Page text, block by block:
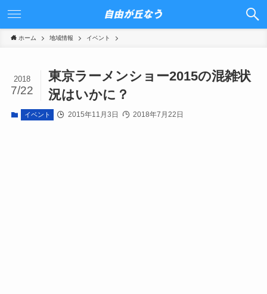
ホーム 地域情報 イベント
東京ラーメンショー2015の混雑状
況はいかに？
2018
7/22
イベント 2015年11月3日 2018年7月22日